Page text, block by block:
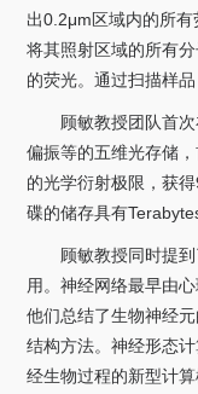
出0.2μm区域内的所
将其照射区域的所有
的荧光。通过扫描样
顾敏教授团队首
偏振等的五维光存储
的光学衍射极限，获
碟的储存具有
顾敏教授同时提
用。神经网络最早由
他们总结了生物神经
结构方法。神经形态
经生物过程的新型计